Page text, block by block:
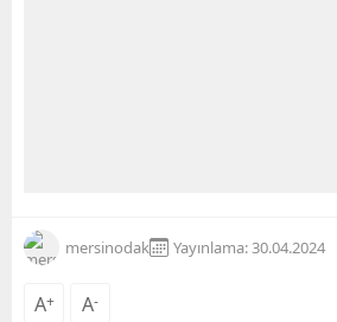
mersinodak Yayınlama: 30.04.2024
A+ A-